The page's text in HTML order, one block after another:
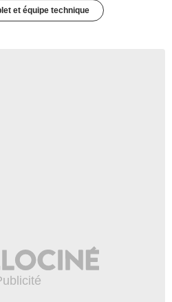
et équipe technique